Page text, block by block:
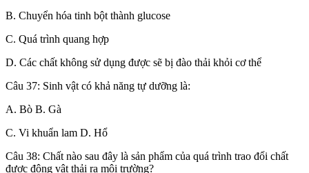
B. Chuyển hóa tinh bột thành glucose
C. Quá trình quang hợp
D. Các chất không sử dụng được sẽ bị đào thải khỏi cơ thể
Câu 37: Sinh vật có khả năng tự dưỡng là:
A. Bò B. Gà
C. Vi khuẩn lam D. Hổ
Câu 38: Chất nào sau đây là sản phẩm của quá trình trao đổi chất
được động vật thải ra môi trường?